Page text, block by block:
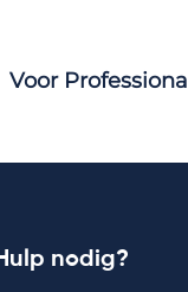
Voor
nodig?